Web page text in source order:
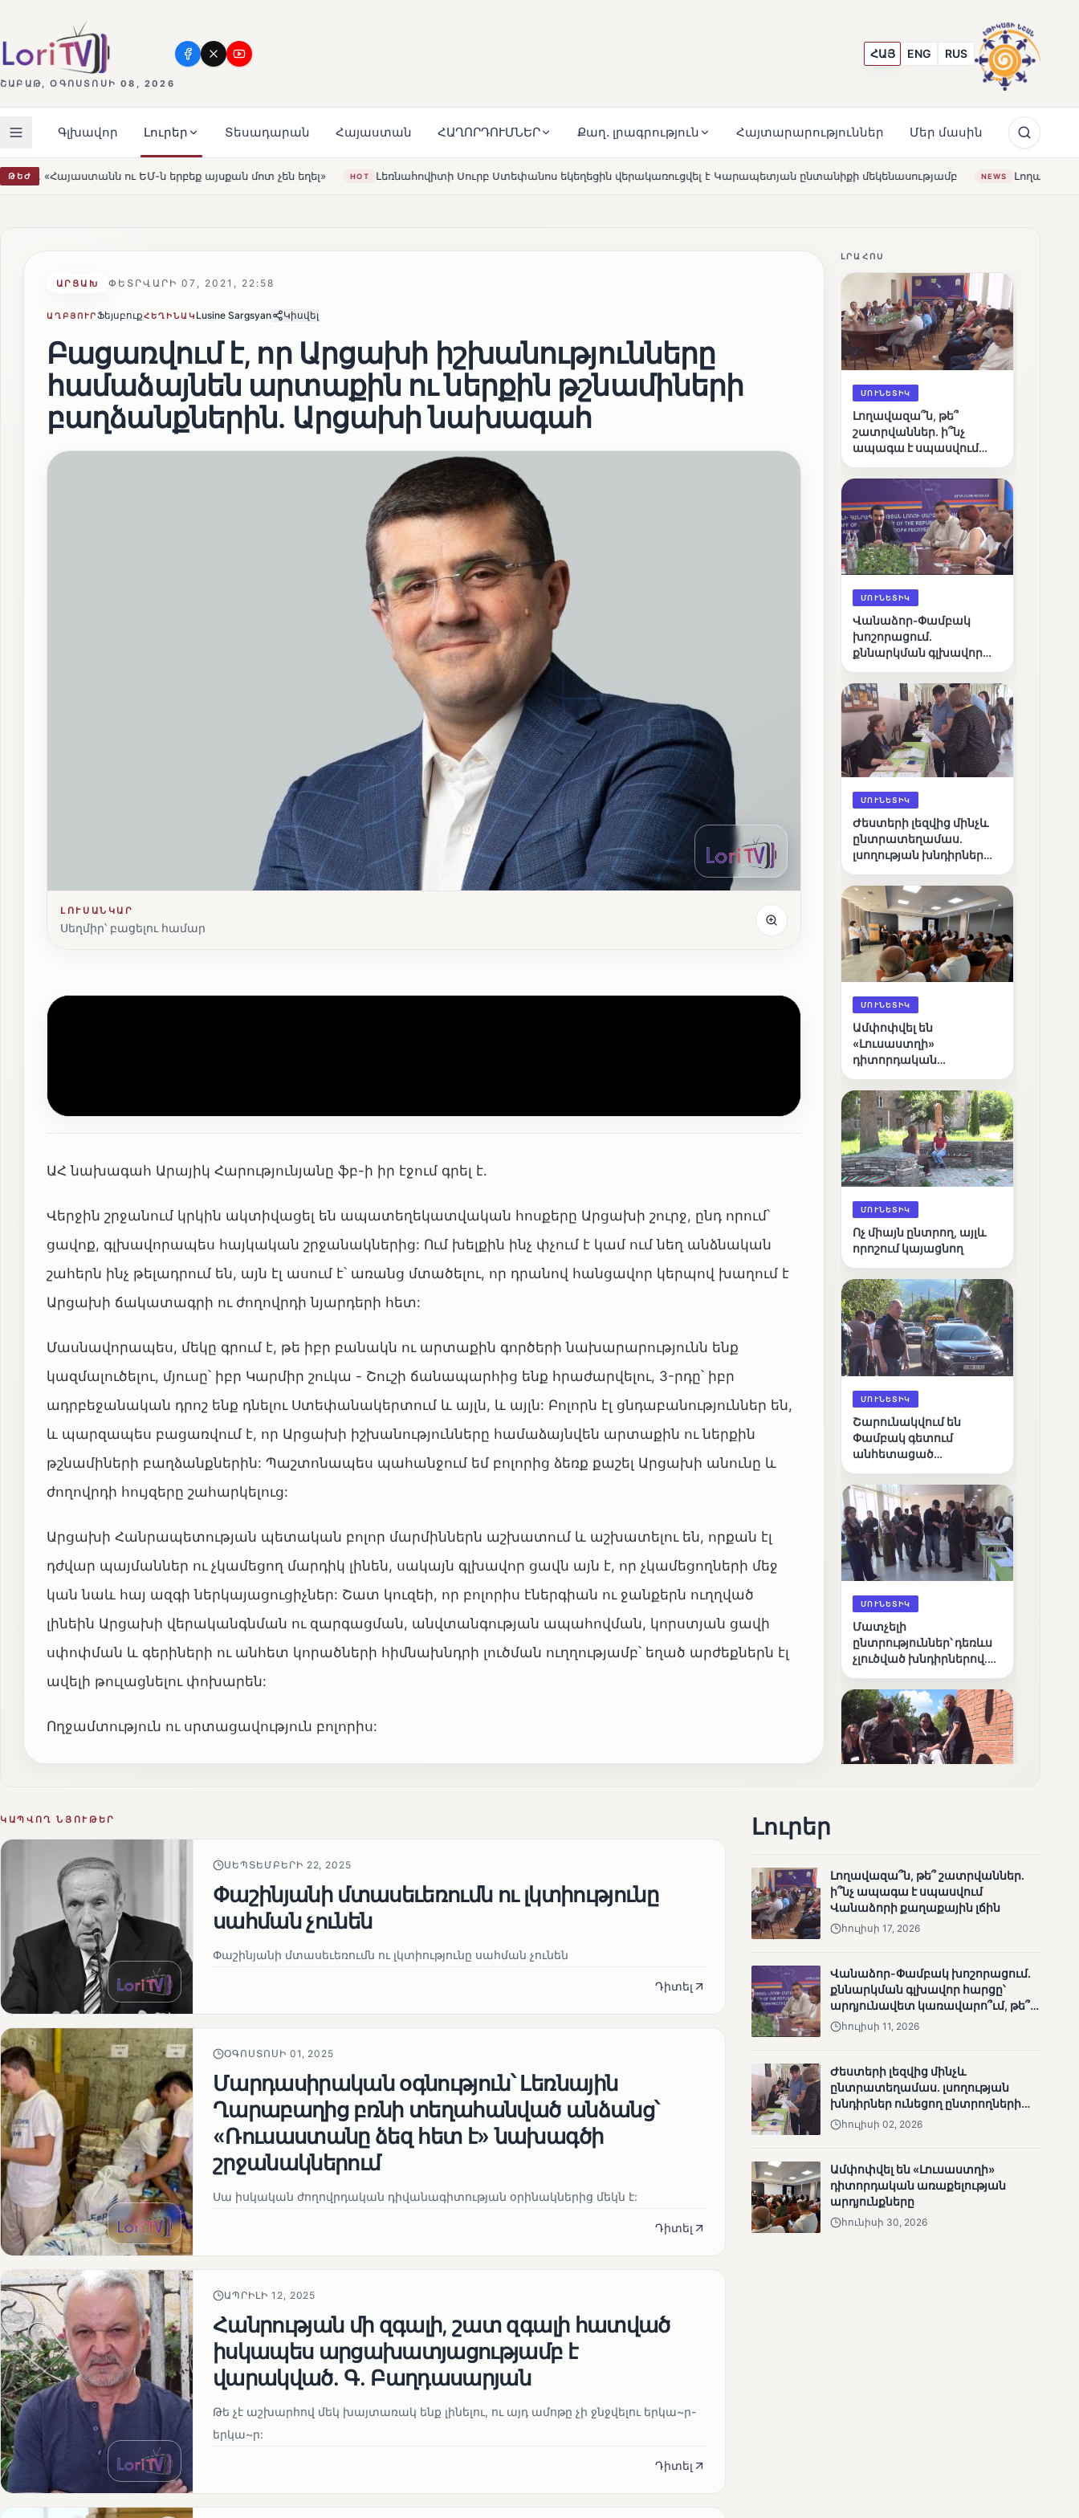
ՇԱԲԱԹ, ՕԳՈՍՏՈՍԻ 08, 2026
ՀԱՅ ENG RUS
Գլխավոր Լուրեր Տեսադարան Հայաստան ՀԱՂՈՐԴՈՒՄՆԵՐ Քաղ. լրագրություն Հայտարարություններ Մեր մասին
ԹԵԺ
ն երբեք այսքան մոտ չեն եղել» HOT Լեռնահովիտի Սուրբ Ստեփանոս եկեղեցին վերակառուցվել է Կարապետյան ընտանիքի մեկենասությամբ NEWS Լողավազա՞ն, թե՞ շատրվաններ.
ԱՐՑԱԽ ՓԵՏՐՎԱՐԻ 07, 2021, 22:58
ԱՂԲՅՈՒՐՖեյսբուքՀԵՂԻՆԱԿ Lusine Sargsyan Կիսվել
Բացառվում է, որ Արցախի իշխանությունները
համաձայնեն արտաքին ու ներքին թշնամիների
բաղձանքներին․ Արցախի նախագահ
ԼՈՒՍԱՆԿԱՐ
Սեղմիր՝ բացելու համար
ԱՀ նախագահ Արայիկ Հարությունյանը ֆբ-ի իր էջում գրել է․
Վերջին շրջանում կրկին ակտիվացել են ապատեղեկատվական հոսքերը Արցախի շուրջ, ընդ որում՝
ցավոք, գլխավորապես հայկական շրջանակներից: Ում խելքին ինչ փչում է կամ ում նեղ անձնական
շահերն ինչ թելադրում են, այն էլ ասում է՝ առանց մտածելու, որ դրանով հանցավոր կերպով խաղում է
Արցախի ճակատագրի ու ժողովրդի նյարդերի հետ:
Մասնավորապես, մեկը գրում է, թե իբր բանակն ու արտաքին գործերի նախարարությունն ենք
կազմալուծելու, մյուսը՝ իբր Կարմիր շուկա - Շուշի ճանապարհից ենք հրաժարվելու, 3-րդը՝ իբր
ադրբեջանական դրոշ ենք դնելու Ստեփանակերտում և այլն, և այլն: Բոլորն էլ ցնդաբանություններ են,
և պարզապես բացառվում է, որ Արցախի իշխանությունները համաձայնվեն արտաքին ու ներքին
թշնամիների բաղձանքներին: Պաշտոնապես պահանջում եմ բոլորից ձեռք քաշել Արցախի անունը և
ժողովրդի հույզերը շահարկելուց:
Արցախի Հանրապետության պետական բոլոր մարմիններն աշխատում և աշխատելու են, որքան էլ
դժվար պայմաններ ու չկամեցող մարդիկ լինեն, սակայն գլխավոր ցավն այն է, որ չկամեցողների մեջ
կան նաև հայ ազգի ներկայացուցիչներ: Շատ կուզեի, որ բոլորիս էներգիան ու ջանքերն ուղղված
լինեին Արցախի վերականգնման ու զարգացման, անվտանգության ապահովման, կորստյան ցավի
սփոփման և գերիների ու անհետ կորածների հիմնախնդրի լուծման ուղղությամբ՝ եղած արժեքներն էլ
ավելի թուլացնելու փոխարեն:
Ողջամտություն ու սրտացավություն բոլորիս:
ԼՐԱՀՈՍ
ՄՈՒՆԵՏԻԿ
Լողավազա՞ն, թե՞
շատրվաններ. ի՞նչ
ապագա է սպասվում
լճին
ՄՈՒՆԵՏԻԿ
Վանաձոր-Փամբակ
խոշորացում.
քննարկման գլխավոր
կառավարո՞ւմ, թե՞
քաղաքական նպատակ
ՄՈՒՆԵՏԻԿ
Ժեստերի լեզվից մինչև
ընտրատեղամաս.
լսողության խնդիրներ
ճանապարհը
ՄՈՒՆԵՏԻԿ
Ամփոփվել են
«Լուսաստղի»
դիտորդական
արդյունքները
ՄՈՒՆԵՏԻԿ
Ոչ միայն ընտրող, այլև
որոշում կայացնող
ՄՈՒՆԵՏԻԿ
Շարունակվում են
Փամբակ գետում
անհետացած
որոնողական
աշխատանքները
ՄՈՒՆԵՏԻԿ
Մատչելի
ընտրություններ՝ դեռևս
չլուծված խնդիրներով.
դիտորդական
առաքելության
արդյունքները
բացթողումներ
արդյունքները
ԿԱՊՎՈՂ ՆՅՈՒԹԵՐ
ՍԵՊՏԵՄԲԵՐԻ 22, 2025
Փաշինյանի մտասեւեռումն ու լկտիությունը
սահման չունեն
Փաշինյանի մտասեւեռումն ու լկտիությունը սահման չունեն
Դիտել
ՕԳՈՍՏՈՍԻ 01, 2025
Մարդասիրական օգնություն՝ Լեռնային
Ղարաբաղից բռնի տեղահանված անձանց՝
«Ռուսաստանը ձեզ հետ է» նախագծի
շրջանակներում
Սա իսկական ժողովրդական դիվանագիտության օրինակներից մեկն է:
Դիտել
ԱՊՐԻԼԻ 12, 2025
Հանրության մի զգալի, շատ զգալի հատված
իսկապես արցախատյացությամբ է
վարակված․ Գ․ Բաղդասարյան
Թե չէ աշխարհով մեկ խայտառակ ենք լինելու, ու այդ ամոթը չի ջնջվելու երկա~ր-
երկա~ր:
Դիտել
Լուրեր
Լողավազա՞ն, թե՞ շատրվաններ.
ի՞նչ ապագա է սպասվում
Վանաձորի քաղաքային լճին
հուլիսի 17, 2026
Վանաձոր-Փամբակ խոշորացում.
քննարկման գլխավոր հարցը՝
արդյունավետ կառավարո՞ւմ, թե՞
քաղաքական նպատակ
հուլիսի 11, 2026
Ժեստերի լեզվից մինչև
ընտրատեղամաս. լսողության
խնդիրներ ունեցող ընտրողների
ճանապարհը
հուլիսի 02, 2026
Ամփոփվել են «Լուսաստղի»
դիտորդական առաքելության
արդյունքները
հունիսի 30, 2026